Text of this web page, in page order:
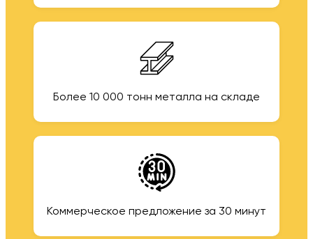
Более 10 000 тонн металла на складе
Коммерческое предложение за 30 минут